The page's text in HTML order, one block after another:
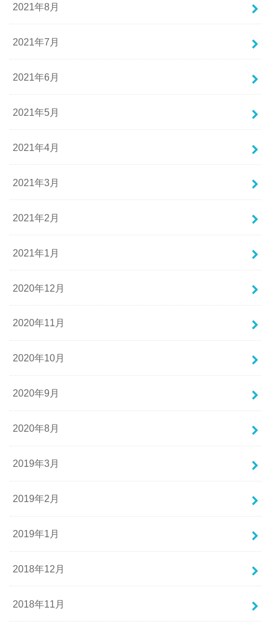
2021年8月
2021年7月
2021年6月
2021年5月
2021年4月
2021年3月
2021年2月
2021年1月
2020年12月
2020年11月
2020年10月
2020年9月
2020年8月
2019年3月
2019年2月
2019年1月
2018年12月
2018年11月